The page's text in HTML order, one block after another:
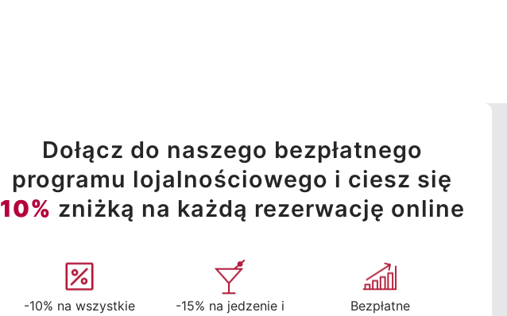
Dołącz do naszego bezpłatnego
programu lojalnościowego i ciesz się
10% zniżką na każdą rezerwację online
-10% na wszystkie
-15% na jedzenie i
Bezpłatne